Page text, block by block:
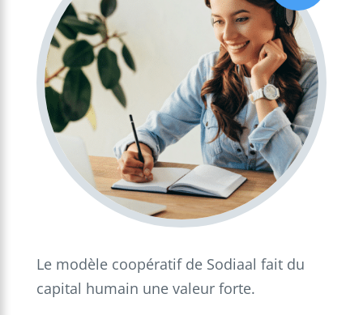
Le modèle coopératif de Sodiaal fait du
capital humain une valeur forte.